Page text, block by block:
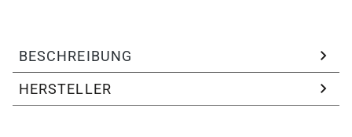
BESCHREIBUNG
HERSTELLER